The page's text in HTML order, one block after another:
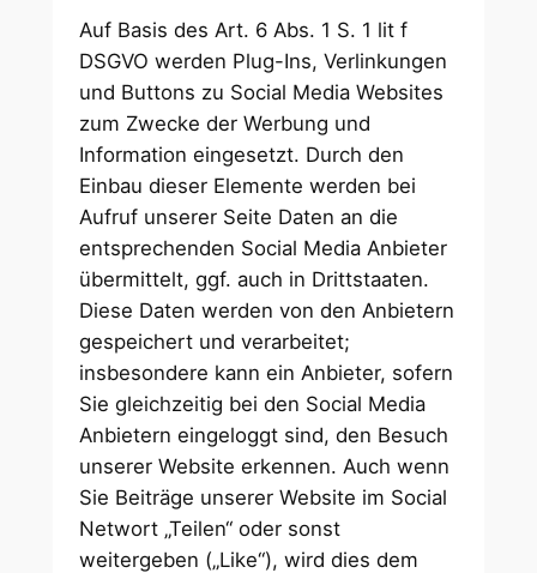
Auf Basis des Art. 6 Abs. 1 S. 1 lit f
DSGVO werden Plug-Ins, Verlinkungen
und Buttons zu Social Media Websites
zum Zwecke der Werbung und
Information eingesetzt. Durch den
Einbau dieser Elemente werden bei
Aufruf unserer Seite Daten an die
entsprechenden Social Media Anbieter
übermittelt, ggf. auch in Drittstaaten.
Diese Daten werden von den Anbietern
gespeichert und verarbeitet;
insbesondere kann ein Anbieter, sofern
Sie gleichzeitig bei den Social Media
Anbietern eingeloggt sind, den Besuch
unserer Website erkennen. Auch wenn
Sie Beiträge unserer Website im Social
Networt „Teilen“ oder sonst
weitergeben („Like“), wird dies dem